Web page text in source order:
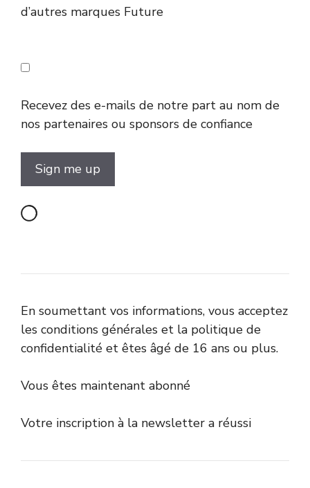
d’autres marques Future
Recevez des e-mails de notre part au nom de
nos partenaires ou sponsors de confiance
En soumettant vos informations, vous acceptez
les conditions générales et la politique de
confidentialité et êtes âgé de 16 ans ou plus.
Vous êtes maintenant abonné
Votre inscription à la newsletter a réussi